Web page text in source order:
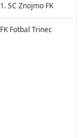
1. SC Znojmo FK
FK Fotbal Trinec